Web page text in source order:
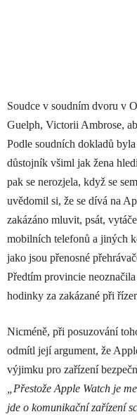
Soudce v soudním dvoru v
Guelph, Victorii Ambrose,
Podle soudních dokladů
důstojník všiml jak žena
pak se nerozjela, když se
uvědomil si, že se dívá na
zakázáno mluvit, psát,
mobilních telefonů a jiných
jako jsou přenosné
Předtím provincie
hodinky za zakázané při
Nicméně, při posuzování
odmítl její argument, že
výjimku pro zařízení
„Přestože Apple Watch je
jde o komunikační zařízení